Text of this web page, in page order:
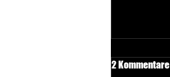
2 Kommentare